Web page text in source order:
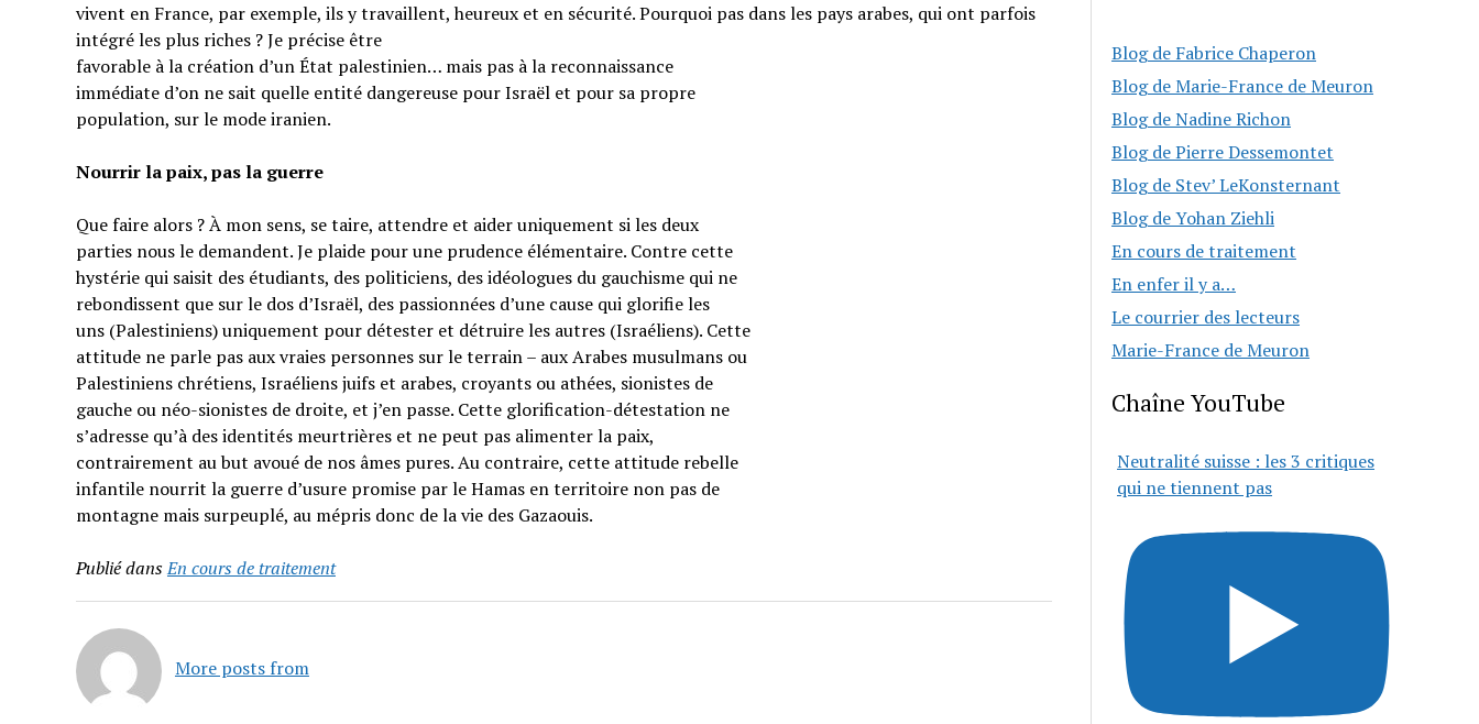
vivent en France, par exemple, ils y travaillent, heureux et en sécurité. Pourquoi pas dans les pays arabes, qui ont parfois
intégré les plus riches ? Je précise être
favorable à la création d’un État palestinien… mais pas à la reconnaissance
immédiate d’on ne sait quelle entité dangereuse pour Israël et pour sa propre
population, sur le mode iranien.
Nourrir la paix, pas la guerre
Que faire alors ? À mon sens, se taire, attendre et aider uniquement si les deux
parties nous le demandent. Je plaide pour une prudence élémentaire. Contre cette
hystérie qui saisit des étudiants, des politiciens, des idéologues du gauchisme qui ne
rebondissent que sur le dos d’Israël, des passionnées d’une cause qui glorifie les
uns (Palestiniens) uniquement pour détester et détruire les autres (Israéliens). Cette
attitude ne parle pas aux vraies personnes sur le terrain – aux Arabes musulmans ou
Palestiniens chrétiens, Israéliens juifs et arabes, croyants ou athées, sionistes de
gauche ou néo-sionistes de droite, et j’en passe. Cette glorification-détestation ne
s’adresse qu’à des identités meurtrières et ne peut pas alimenter la paix,
contrairement au but avoué de nos âmes pures. Au contraire, cette attitude rebelle
infantile nourrit la guerre d’usure promise par le Hamas en territoire non pas de
montagne mais surpeuplé, au mépris donc de la vie des Gazaouis.
Publié dansEn cours de traitement
More posts from
Blog de Fabrice Chaperon
Blog de Marie-France de Meuron
Blog de Nadine Richon
Blog de Pierre Dessemontet
Blog de Stev’ LeKonsternant
Blog de Yohan Ziehli
En cours de traitement
En enfer il y a…
Le courrier des lecteurs
Marie-France de Meuron
Chaîne YouTube
Neutralité suisse : les 3 critiques
qui ne tiennent pas